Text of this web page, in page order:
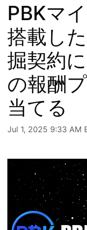
PBKマ
搭載し
掘契約
の報酬
当てる
Jul 1, 2025 9:33 AM